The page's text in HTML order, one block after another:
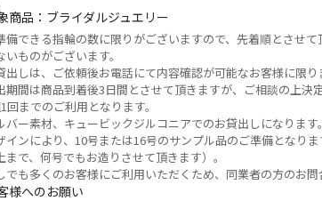
商品：ブライダルジュエリー
できる指輪の数に限りがございますので、先着順とさせ
いものがございます。
しは、ご依頼後お電話にて内容確認が可能なお客様に限り
間は商品到着後3日間とさせて頂きますが、ご相談の上決
までのご利用となります。
ー素材、キュービックジルコニアでのお貸出しになります
ンにより、10号または16号のサンプル品のご準備となり
まで、何号でもお造りさせて頂きます）。
も多くのお客様にご利用いただくため、同業者の方のお
様へのお願い